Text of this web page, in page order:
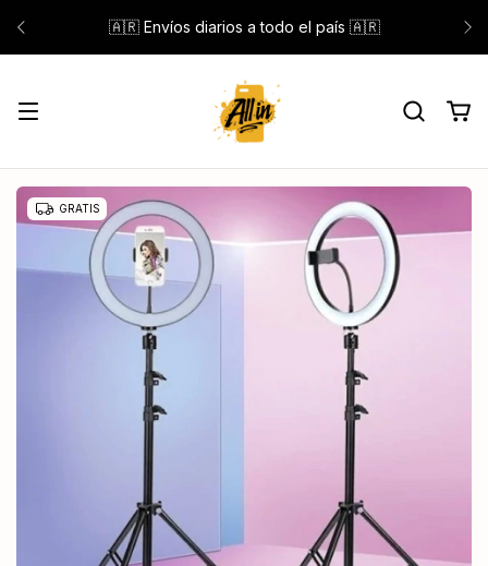
🇦🇷 Envíos diarios a todo el país 🇦🇷
GRATIS